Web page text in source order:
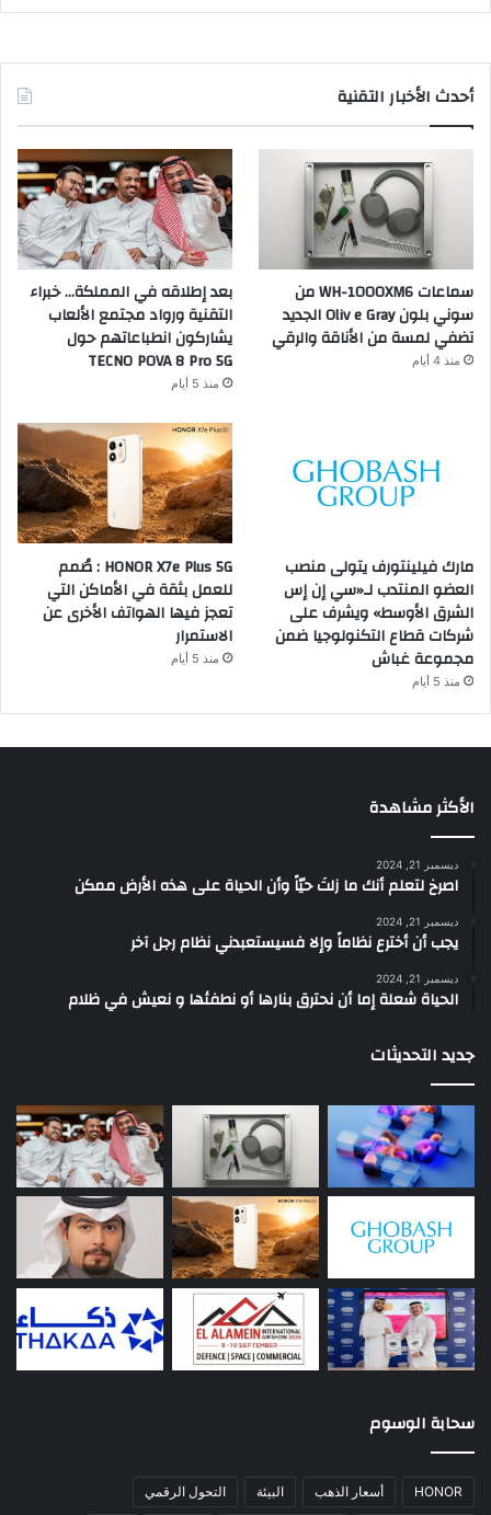
أحدث الأخبار التقنية
سماعات WH-1000XM6 من
سوني بلون Oliv e Gray الجديد
تضفي لمسة من الأناقة والرقي
منذ 4 أيام
بعد إطلاقه في المملكة… خبراء
التقنية ورواد مجتمع الألعاب
يشاركون انطباعاتهم حول
TECNO POVA 8 Pro 5G
منذ 5 أيام
مارك فيلينتورف يتولى منصب
العضو المنتدب لـ«سي إن إس
الشرق الأوسط» ويشرف على
شركات قطاع التكنولوجيا ضمن
مجموعة غباش
منذ 5 أيام
HONOR X7e Plus 5G : صُمم
للعمل بثقة في الأماكن التي
تعجز فيها الهواتف الأخرى عن
الاستمرار
منذ 5 أيام
الأكثر مشاهدة
ديسمبر 21, 2024
‫اصرخ لتعلم أنك ما زلتَ حيّاً وأن الحياة على هذه الأرض ممكن
ديسمبر 21, 2024
يجب أن أخترع نظاماً وإلا فسيستعبدني نظام رجل آخر
ديسمبر 21, 2024
الحياة شعلة إما أن نحترق بنارها أو نطفئها و نعيش في ظلام
جديد التحديثات
سحابة الوسوم
HONOR أسعار الذهب البيئة التحول الرقمي